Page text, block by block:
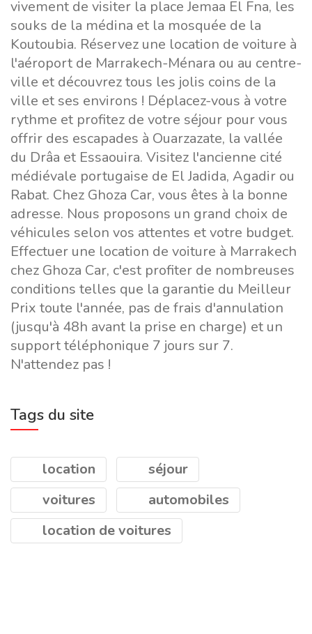
vivement de visiter la place Jemaa El Fna, les
souks de la médina et la mosquée de la
Koutoubia. Réservez une location de voiture à
l'aéroport de Marrakech-Ménara ou au centre-
ville et découvrez tous les jolis coins de la
ville et ses environs ! Déplacez-vous à votre
rythme et profitez de votre séjour pour vous
offrir des escapades à Ouarzazate, la vallée
du Drâa et Essaouira. Visitez l'ancienne cité
médiévale portugaise de El Jadida, Agadir ou
Rabat. Chez Ghoza Car, vous êtes à la bonne
adresse. Nous proposons un grand choix de
véhicules selon vos attentes et votre budget.
Effectuer une location de voiture à Marrakech
chez Ghoza Car, c'est profiter de nombreuses
conditions telles que la garantie du Meilleur
Prix toute l'année, pas de frais d'annulation
(jusqu'à 48h avant la prise en charge) et un
support téléphonique 7 jours sur 7.
N'attendez pas !
Tags du site
location
séjour
voitures
automobiles
location de voitures